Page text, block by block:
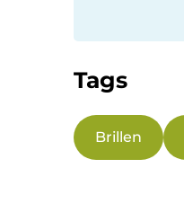
Tags
Brillen